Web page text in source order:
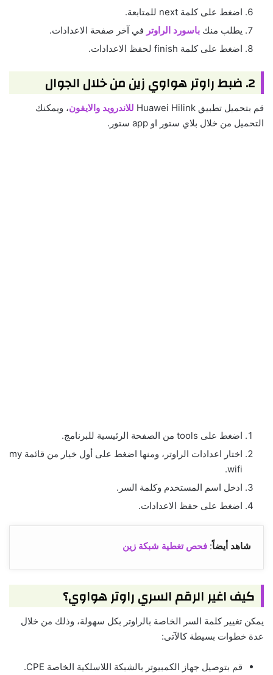
اضغط على كلمة next للمتابعة.
يطلب منك باسورد الراوتر في آخر صفحة الاعدادات.
اضغط على كلمة finish لحفظ الاعدادات.
2. ضبط راوتر هواوي زين من خلال الجوال
قم بتحميل تطبيق Huawei Hilink للاندرويد والايفون، ويمكنك
التحميل من خلال بلاي ستور او app ستور.
اضغط على tools من الصفحة الرئيسية للبرنامج.
اختار اعدادات الراوتر، ومنها اضغط على أول خيار من قائمة my
wifi.
ادخل اسم المستخدم وكلمة السر.
اضغط على حفظ الاعدادات.
شاهد أيضاً: فحص تغطية شبكة زين
كيف اغير الرقم السري راوتر هواوي؟
يمكن تغيير كلمة السر الخاصة بالراوتر بكل سهولة، وذلك من خلال
عدة خطوات بسيطة كالآتى:
قم بتوصيل جهاز الكمبيوتر بالشبكة اللاسلكية الخاصة CPE.